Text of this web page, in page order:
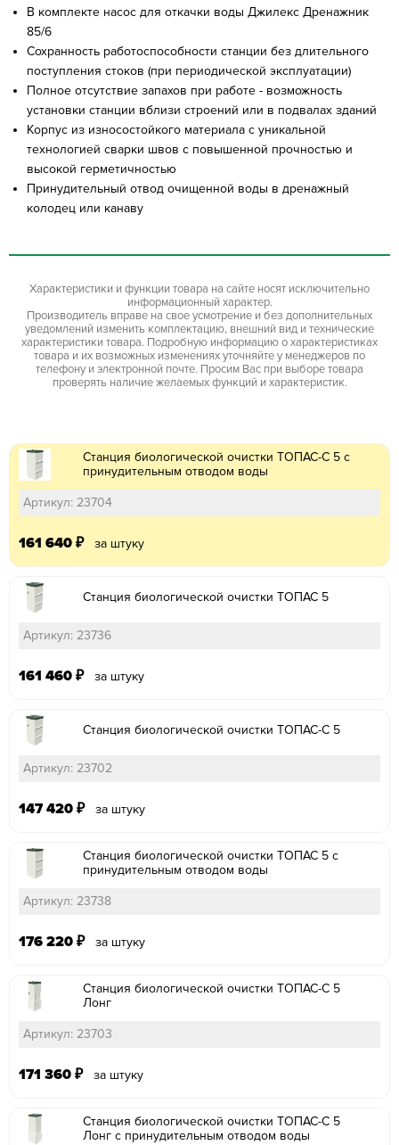
В комплекте насос для откачки воды Джилекс Дренажник
85/6
Сохранность работоспособности станции без длительного
поступления стоков (при периодической эксплуатации)
Полное отсутствие запахов при работе - возможность
установки станции вблизи строений или в подвалах зданий
Корпус из износостойкого материала с уникальной
технологией сварки швов с повышенной прочностью и
высокой герметичностью
Принудительный отвод очищенной воды в дренажный
колодец или канаву
Характеристики и функции товара на сайте носят исключительно
информационный характер.
Производитель вправе на свое усмотрение и без дополнительных
уведомлений изменить комплектацию, внешний вид и технические
характеристики товара. Подробную информацию о характеристиках
товара и их возможных изменениях уточняйте у менеджеров по
телефону и электронной почте. Просим Вас при выборе товара
проверять наличие желаемых функций и характеристик.
Станция биологической очистки ТОПАС-С 5 с
принудительным отводом воды
Артикул: 23704
161 640 ₽ за штуку
Станция биологической очистки ТОПАС 5
Артикул: 23736
161 460 ₽ за штуку
Станция биологической очистки ТОПАС-С 5
Артикул: 23702
147 420 ₽ за штуку
Станция биологической очистки ТОПАС 5 с
принудительным отводом воды
Артикул: 23738
176 220 ₽ за штуку
Станция биологической очистки ТОПАС-С 5
Лонг
Артикул: 23703
171 360 ₽ за штуку
Станция биологической очистки ТОПАС-С 5
Лонг с принудительным отводом воды